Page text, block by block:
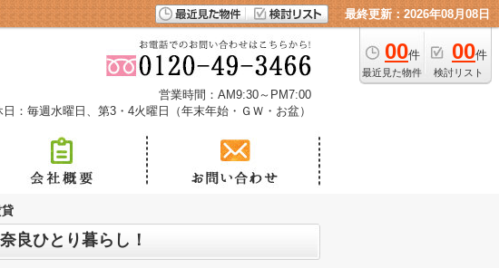
最終更新：2026年08月08日
00件
最近見た物件
00件
検討リスト
営業時間：AM9:30～PM7:00
日：毎週水曜日、第3・4火曜日（年末年始・ＧＷ・お盆）
良ひとり暮らし！